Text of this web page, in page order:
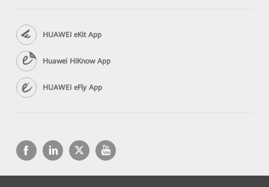
HUAWEI eKit App
Huawei HiKnow App
HUAWEI eFly App